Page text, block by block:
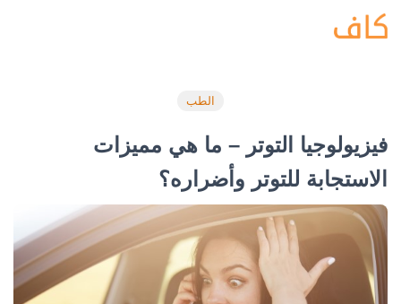
الطب
فيزيولوجيا التوتر – ما هي مميزات
الاستجابة للتوتر وأضراره؟